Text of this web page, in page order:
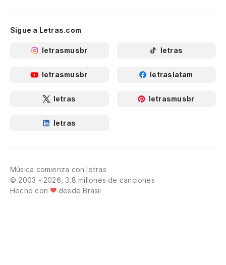
Sigue a Letras.com
letrasmusbr letras
letrasmusbr letraslatam
letras letrasmusbr
letras
Música comienza con letras
© 2003 - 2026, 3.8 millones de canciones
Hecho con
desde Brasil